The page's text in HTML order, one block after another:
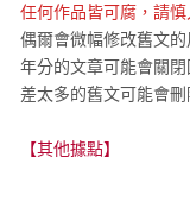
任何作品皆可腐，請
偶爾會微幅修改舊文
年分的文章可能會關
差太多的舊文可能會
【其他據點】